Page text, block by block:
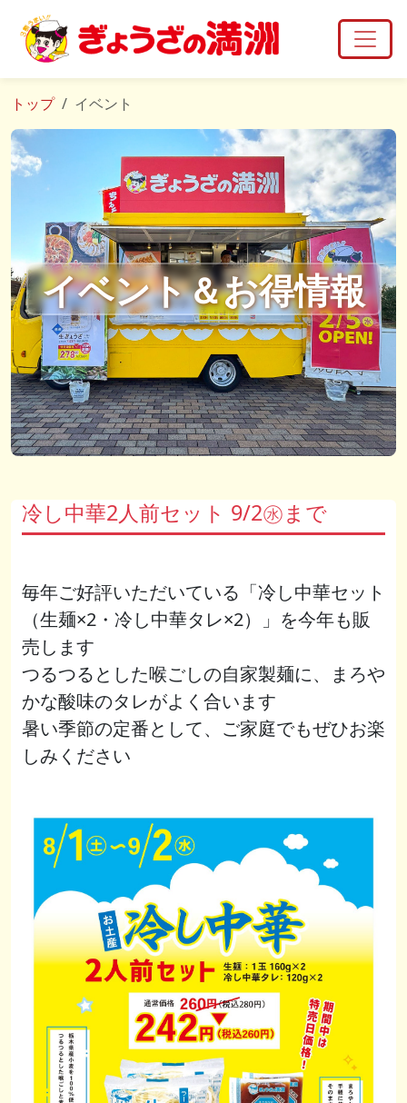
トップ イベント
イベント＆お得情報
冷し中華2人前セット 9/2㊌まで
毎年ご好評いただいている「冷し中華セット
（生麺×2・冷し中華タレ×2）」を今年も販
売します
つるつるとした喉ごしの自家製麺に、まろや
かな酸味のタレがよく合います
暑い季節の定番として、ご家庭でもぜひお楽
しみください